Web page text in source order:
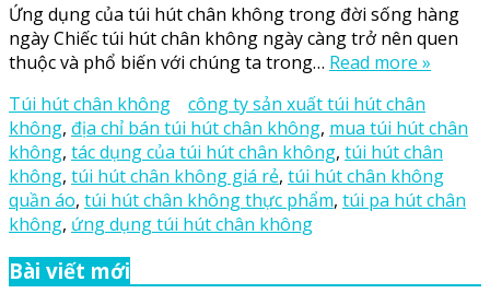
Ứng dụng của túi hút chân không trong đời sống hàng
ngày Chiếc túi hút chân không ngày càng trở nên quen
thuộc và phổ biến với chúng ta trong… Read more »
Túi hút chân không
công ty sản xuất túi hút chân
không, địa chỉ bán túi hút chân không, mua túi hút chân
không, tác dụng của túi hút chân không, túi hút chân
không, túi hút chân không giá rẻ, túi hút chân không
quần áo, túi hút chân không thực phẩm, túi pa hút chân
không, ứng dụng túi hút chân không
Bài viết mới